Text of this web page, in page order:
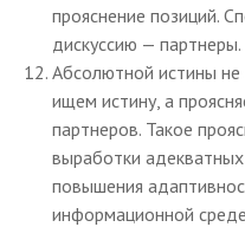
прояснение позиций.
дискуссию — партнеры.
Абсолютной истины не
ищем истину, а
партнеров. Такое
выработки
повышения
информационной